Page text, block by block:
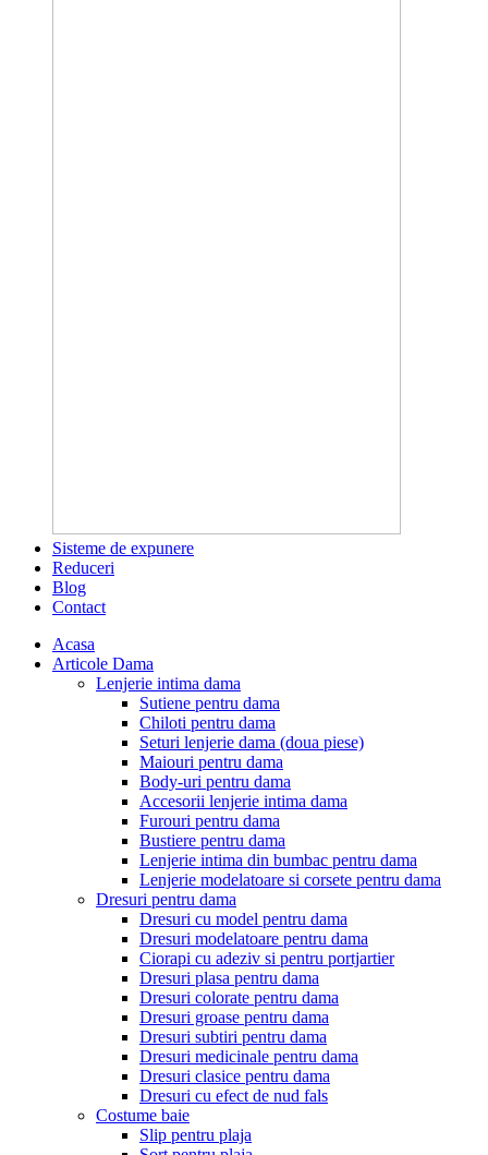
Sisteme de expunere
Reduceri
Blog
Contact
Acasa
Articole Dama
Lenjerie intima dama
Sutiene pentru dama
Chiloti pentru dama
Seturi lenjerie dama (doua piese)
Maiouri pentru dama
Body-uri pentru dama
Accesorii lenjerie intima dama
Furouri pentru dama
Bustiere pentru dama
Lenjerie intima din bumbac pentru dama
Lenjerie modelatoare si corsete pentru dama
Dresuri pentru dama
Dresuri cu model pentru dama
Dresuri modelatoare pentru dama
Ciorapi cu adeziv si pentru portjartier
Dresuri plasa pentru dama
Dresuri colorate pentru dama
Dresuri groase pentru dama
Dresuri subtiri pentru dama
Dresuri medicinale pentru dama
Dresuri clasice pentru dama
Dresuri cu efect de nud fals
Costume baie
Slip pentru plaja